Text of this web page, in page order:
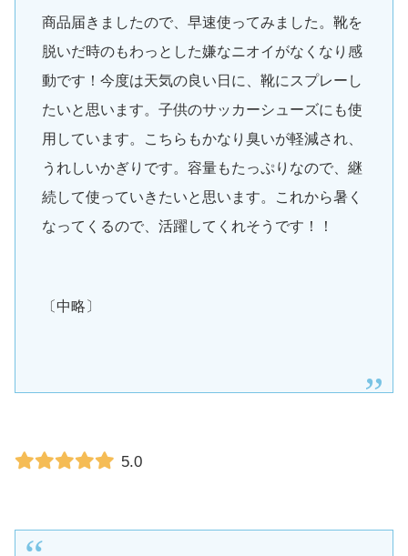
商品届きましたので、早速使ってみました。靴を
脱いだ時のもわっとした嫌なニオイがなくなり感
動です！今度は天気の良い日に、靴にスプレーし
たいと思います。子供のサッカーシューズにも使
用しています。こちらもかなり臭いが軽減され、
うれしいかぎりです。容量もたっぷりなので、継
続して使っていきたいと思います。これから暑く
なってくるので、活躍してくれそうです！！
〔中略〕
5.0